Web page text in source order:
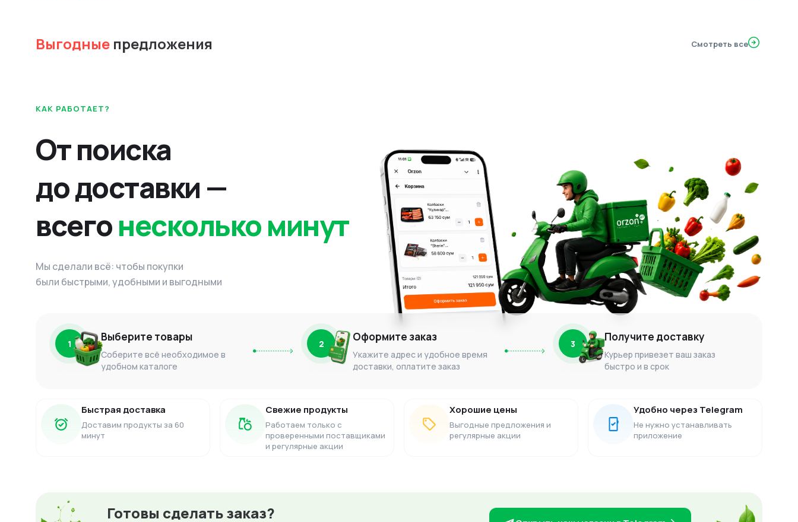
Выгодные предложения Смотреть все
КАК РАБОТАЕТ?
От поиска
до доставки —
всегонесколько минут
Мы сделали всё: чтобы покупки
были быстрыми, удобными и выгодными
1 Выберите товары
Соберите всё необходимое в
удобном каталоге
2 Оформите заказ
Укажите адрес и удобное время
доставки, оплатите заказ
3 Получите доставку
Курьер привезет ваш заказ
быстро и в срок
Быстрая доставка
Доставим продукты за 60
минут
Свежие продукты
Работаем только с
проверенными поставщиками
и регулярные акции
Хорошие цены
Выгодные предложения и
регулярные акции
Удобно через Telegram
Не нужно устанавливать
приложение
Готовы сделать заказ?